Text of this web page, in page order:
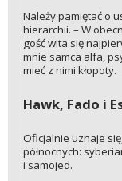
Należy pamiętać o
hierarchii. – W
gość wita się
mnie samca alfa,
mieć z nimi kłopoty.
Hawk, Fado i
Oficjalnie uznaje
północnych:
i samojed.